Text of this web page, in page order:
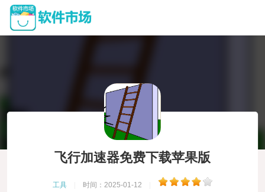
飞行加速器免费下载苹果版
工具 时间：2025-01-12